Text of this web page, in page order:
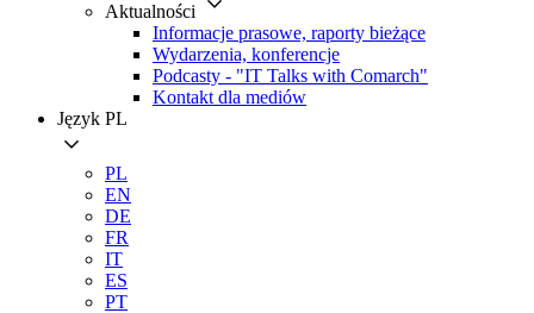
Aktualności
Informacje prasowe, raporty bieżące
Wydarzenia, konferencje
Podcasty - "IT Talks with Comarch"
Kontakt dla mediów
Język PL
PL
EN
DE
FR
IT
ES
PT